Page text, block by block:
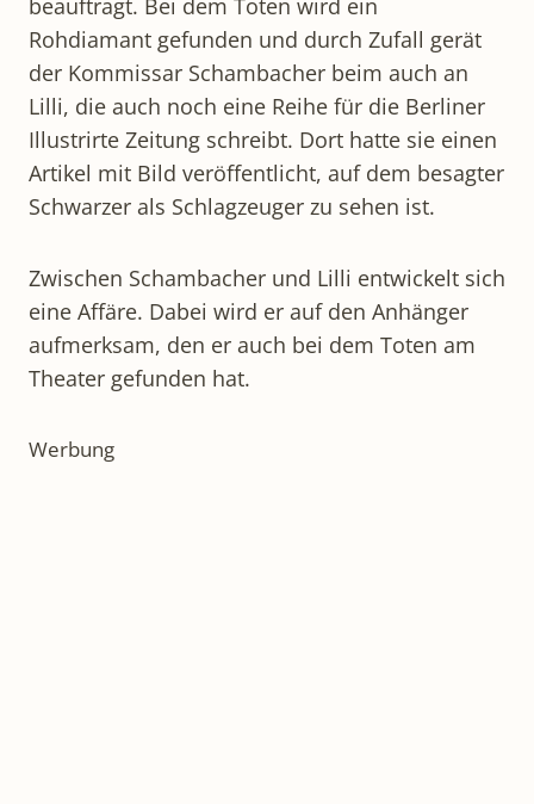
beauftragt. Bei dem Toten wird ein
Rohdiamant gefunden und durch Zufall gerät
der Kommissar Schambacher beim auch an
Lilli, die auch noch eine Reihe für die Berliner
Illustrirte Zeitung schreibt. Dort hatte sie einen
Artikel mit Bild veröffentlicht, auf dem besagter
Schwarzer als Schlagzeuger zu sehen ist.
Zwischen Schambacher und Lilli entwickelt sich
eine Affäre. Dabei wird er auf den Anhänger
aufmerksam, den er auch bei dem Toten am
Theater gefunden hat.
Werbung